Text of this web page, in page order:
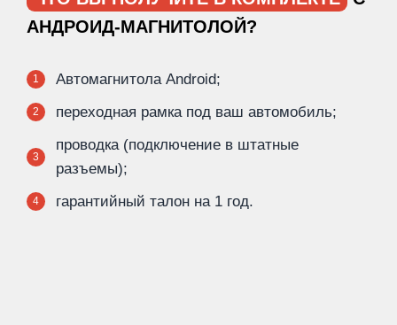
АНДРОИД-МАГНИТОЛОЙ?
1 Автомагнитола Android;
2 переходная рамка под ваш автомобиль;
3
проводка (подключение в штатные
разъемы);
4 гарантийный талон на 1 год.